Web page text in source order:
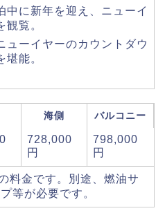
中に新年を迎え、ニューイ
観覧。
ューイヤーのカウントダウ
堪能。
海側 バルコニー
728,000
円
798,000
円
料金です。別途、燃油サ
等が必要です。